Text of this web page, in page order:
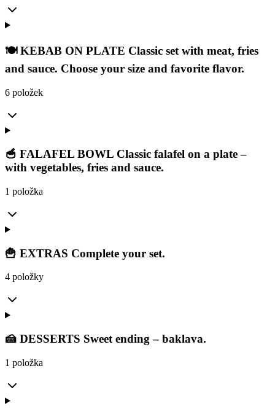
🍽️ KEBAB ON PLATE Classic set with meat, fries
and sauce. Choose your size and favorite flavor.
6 položek
🥣 FALAFEL BOWL Classic falafel on a plate –
with vegetables, fries and sauce.
1 položka
🍟 EXTRAS Complete your set.
4 položky
🍰 DESSERTS Sweet ending – baklava.
1 položka